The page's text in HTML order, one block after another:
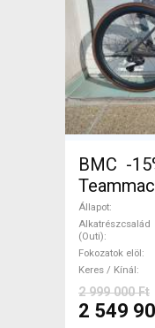
BMC -
(56,58)
Ultegra
Állapot
Alkatrészcsalád
(Outi)
Fokozatok elöl
Keres / Kínál
2 999 000 Ft
2 549